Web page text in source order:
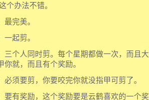
办法不错。
完美。
起剪。
个人同时剪。每个星期都做一次，而且大
你就，而且有个奖励。
须要剪，你要咬完你就没指甲可剪了。
有奖励，这个奖励要是云鹤喜欢的一个